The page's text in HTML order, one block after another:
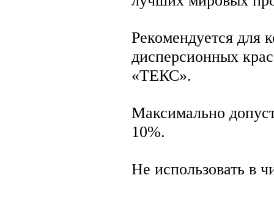
Рекомендуется для
дисперсионных
«ТЕКС».
Максимально
10%.
Не использовать в